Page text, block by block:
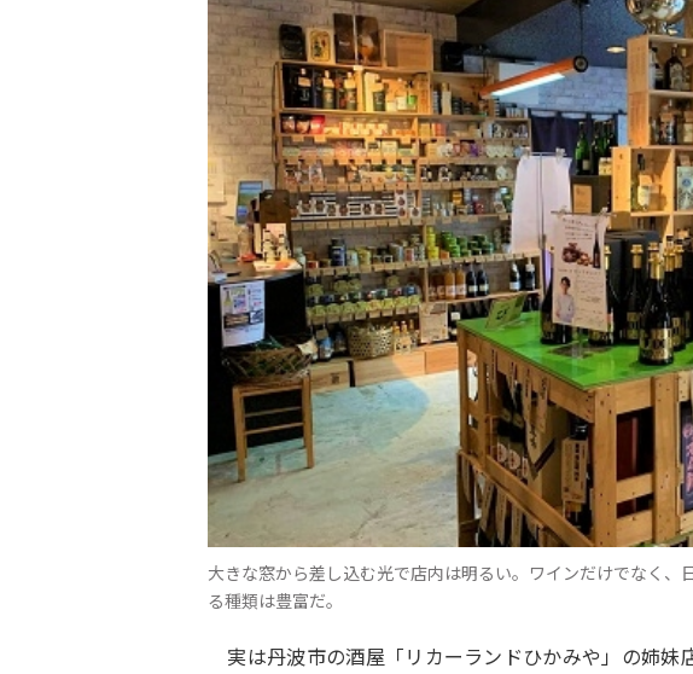
大きな窓から差し込む光で店内は明るい。ワインだけでなく
る種類は豊富だ。
実は丹波市の酒屋「リカーランドひかみや」の姉妹